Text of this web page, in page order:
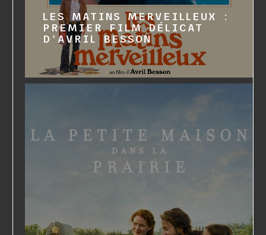
LES MATINS MERVEILLEUX :
PREMIER FILM DÉLICAT
D'AVRIL BESSON